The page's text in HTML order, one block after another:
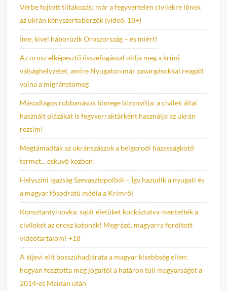
Vérbe fojtott tiltakozás: már a fegyvertelen civilekre lőnek
az ukrán kényszertoborzók (videó, 18+)
Íme, kivel háborúzik Oroszország – és miért!
Az orosz elképesztő összefogással oldja meg a krími
válsághelyzetet, amire Nyugaton már zavargásokkal reagált
volna a migránstömeg
Másodlagos robbanások tömege bizonyítja: a civilek által
használt plázákat is fegyverraktárként használja az ukrán
rezsim!
Megtámadták az ukránszászok a belgorodi házasságkötő
termet... esküvő közben!
Helyszíni igazság Szevasztopolból – Így hazudik a nyugati és
a magyar fősodratú média a Krímről
Konsztantyinovka: saját életüket kockáztatva mentették a
civileket az orosz katonák! Megrázó, magyarra fordított
videótartalom! +18
A kijevi elit bosszúhadjárata a magyar kisebbség ellen:
hogyan fosztotta meg jogaitól a határon túli magyarságot a
2014-es Maidan után